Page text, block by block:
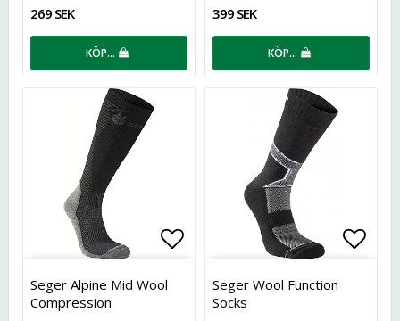
269 SEK
KÖP…
399 SEK
KÖP…
Lägg till i favoritlistan
Seger Alpine Mid Wool
Compression
Seger Wool Function
Socks